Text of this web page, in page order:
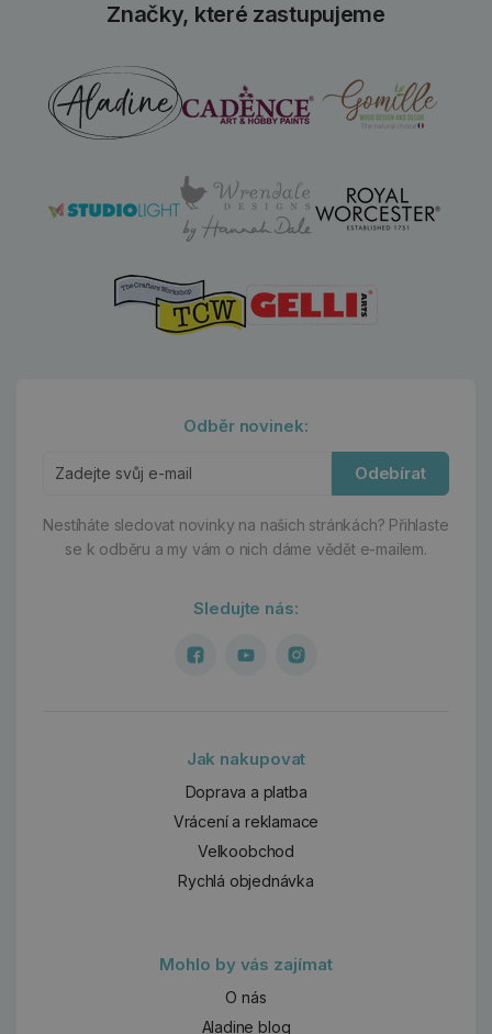
Značky, které zastupujeme
Odběr novinek:
Odebírat
Nestíháte sledovat novinky na našich stránkách? Přihlaste
se k odběru a my vám o nich dáme vědět e-mailem.
Sledujte nás:
Jak nakupovat
Doprava a platba
Vrácení a reklamace
Velkoobchod
Rychlá objednávka
Mohlo by vás zajímat
O nás
Aladine blog